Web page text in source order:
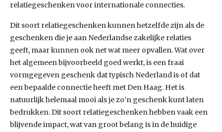
relatiegeschenken voor internationale connecties.
Dit soort relatiegeschenken kunnen hetzelfde zijn als de
geschenken die je aan Nederlandse zakelijke relaties
geeft, maar kunnen ook net wat meer opvallen. Wat over
het algemeen bijvoorbeeld goed werkt, is een fraai
vormgegeven geschenk dat typisch Nederland is of dat
een bepaalde connectie heeft met Den Haag. Het is
natuurlijk helemaal mooi als je zo’n geschenk kunt laten
bedrukken. Dit soort relatiegeschenken hebben vaak een
blijvende impact, wat van groot belang is in de huidige